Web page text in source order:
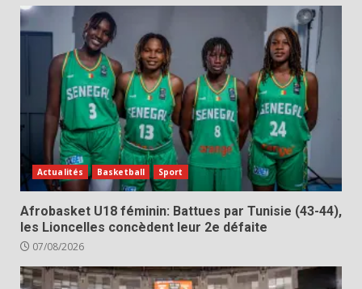
Actualités Basketball Sport
Afrobasket U18 féminin: Battues par Tunisie (43-44),
les Lioncelles concèdent leur 2e défaite
07/08/2026